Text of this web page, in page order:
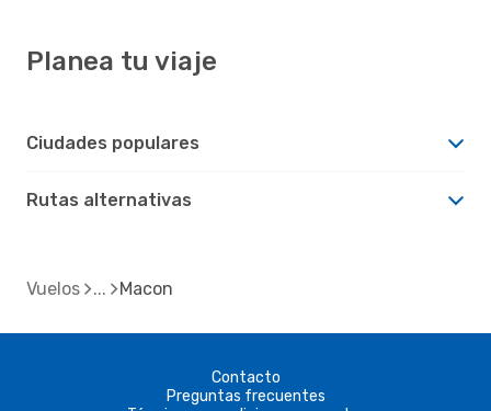
Planea tu viaje
Ciudades populares
Rutas alternativas
Vuelos Macon
Contacto
Preguntas frecuentes